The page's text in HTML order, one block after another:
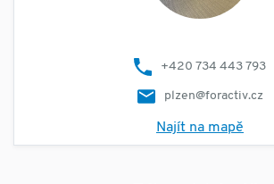
+420 734 443 793
plzen@foractiv.cz
Najít na mapě